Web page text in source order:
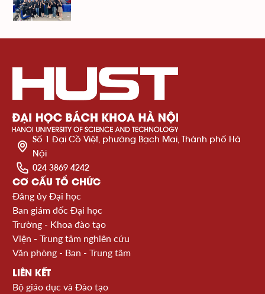
Số 1 Đại Cồ Việt, phường Bạch Mai, Thành phố Hà
Nội
024 3869 4242
CƠ CẤU TỔ CHỨC
Đảng ủy Đại học
Ban giám đốc Đại học
Trường - Khoa đào tạo
Viện - Trung tâm nghiên cứu
Văn phòng - Ban - Trung tâm
LIÊN KẾT
Bộ giáo dục và Đào tạo